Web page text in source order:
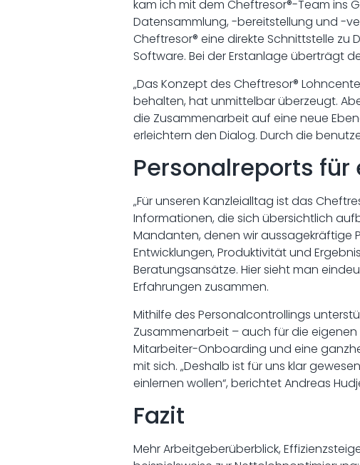
kam ich mit dem Cheftresor®-Team ins
Datensammlung, -bereitstellung und -
Cheftresor® eine direkte Schnittstelle zu
Software. Bei der Erstanlage überträgt
„Das Konzept des Cheftresor®
behalten, hat unmittelbar überzeugt.
die Zusammenarbeit auf eine neue
erleichtern den Dialog. Durch die
Personalreports
„Für unseren Kanzleialltag ist das
Informationen, die sich übersichtlich
Mandanten, denen wir aussagekräftige
Entwicklungen, Produktivität und
Beratungsansätze. Hier sieht man
Erfahrungen zusammen.
Mithilfe des Personalcontrollings
Zusammenarbeit – auch für die
Mitarbeiter-Onboarding und eine
mit sich. „Deshalb ist für uns klar
einlernen wollen“, berichtet Andreas
Fazit
Mehr Arbeitgeberüberblick,